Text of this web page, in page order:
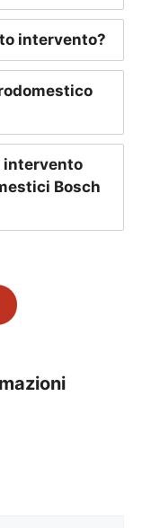
intervento?
intervento
Bosch